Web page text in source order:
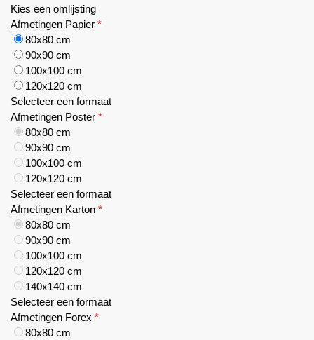
Kies een omlijsting
Afmetingen Papier *
80x80 cm
90x90 cm
100x100 cm
120x120 cm
Selecteer een formaat
Afmetingen Poster *
80x80 cm
90x90 cm
100x100 cm
120x120 cm
Selecteer een formaat
Afmetingen Karton *
80x80 cm
90x90 cm
100x100 cm
120x120 cm
140x140 cm
Selecteer een formaat
Afmetingen Forex *
80x80 cm